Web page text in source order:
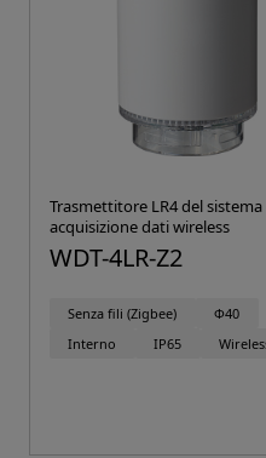
Trasmettitore LR4 del sistema
acquisizione dati wireless
WDT-4LR-Z2
Senza fili (Zigbee)
Φ40
Interno
IP65